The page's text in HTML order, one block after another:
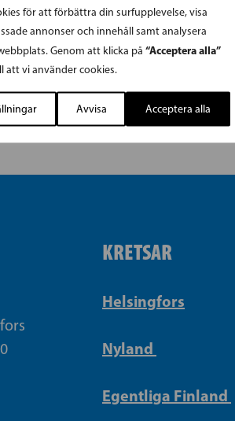
för att förbättra din surfupplevelse, visa
annonser och innehåll samt analysera
Genom att klicka på “Acceptera alla”
att vi använder cookies.
Avvisa Acceptera alla
samma problem.
upp vägen från skolbänken
KRETSAR
Helsingfors
Nyland
Egentliga Finland